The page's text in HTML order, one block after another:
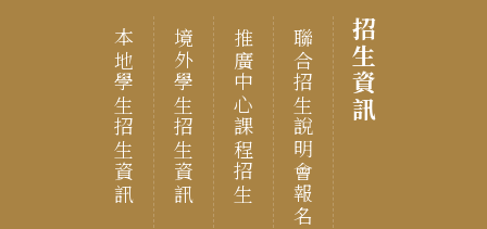
本地學生招生資訊 境外學生招生資訊 推廣中心課程招生 聯合招生說明會報名 招生資訊